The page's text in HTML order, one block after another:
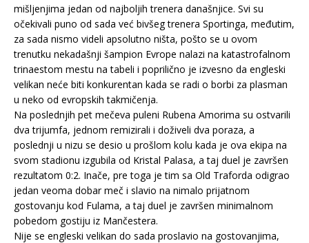
mišljenjima jedan od najboljih trenera današnjice. Svi su
očekivali puno od sada već bivšeg trenera Sportinga, međutim,
za sada nismo videli apsolutno ništa, pošto se u ovom
trenutku nekadašnji šampion Evrope nalazi na katastrofalnom
trinaestom mestu na tabeli i poprilično je izvesno da engleski
velikan neće biti konkurentan kada se radi o borbi za plasman
u neko od evropskih takmičenja.
Na poslednjih pet mečeva puleni Rubena Amorima su ostvarili
dva trijumfa, jednom remizirali i doživeli dva poraza, a
poslednji u nizu se desio u prošlom kolu kada je ova ekipa na
svom stadionu izgubila od Kristal Palasa, a taj duel je završen
rezultatom 0:2. Inače, pre toga je tim sa Old Traforda odigrao
jedan veoma dobar meč i slavio na nimalo prijatnom
gostovanju kod Fulama, a taj duel je završen minimalnom
pobedom gostiju iz Mančestera.
Nije se engleski velikan do sada proslavio na gostovanjima,